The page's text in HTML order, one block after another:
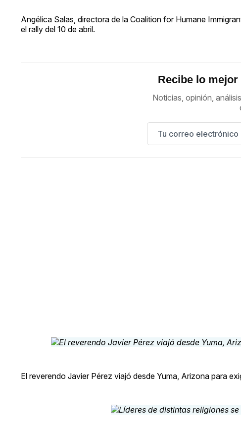
Angélica Salas, directora de la Coalition for Humane
el rally del 10 de abril.
Recibe lo
Noticias, opinión,
El reverendo Javier Pérez viajó desde Yuma, Arizona para